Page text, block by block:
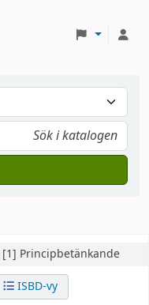
[1] Principbetänkande
ISBD-vy